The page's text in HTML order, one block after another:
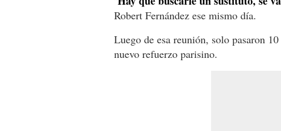
Robert Fernández ese mismo día.
Luego de esa reunión, solo pasaron
nuevo refuerzo parisino.